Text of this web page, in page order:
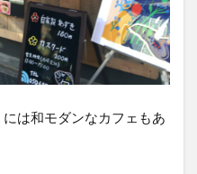
は和モダンなカフェもあ